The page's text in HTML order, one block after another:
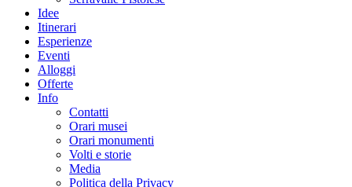
Idee
Itinerari
Esperienze
Eventi
Alloggi
Offerte
Info
Contatti
Orari musei
Orari monumenti
Volti e storie
Media
Politica della Privacy